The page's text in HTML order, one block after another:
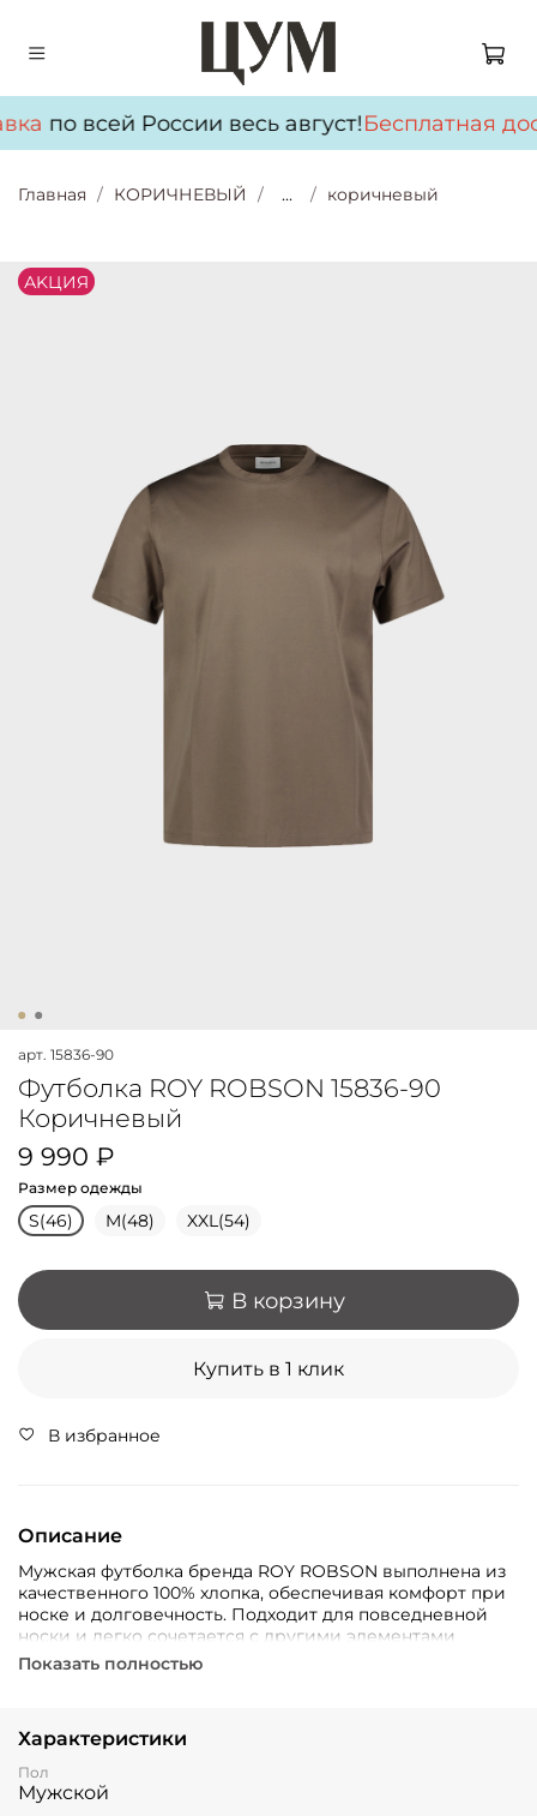
по всей России весь август!Бесплатная
Главная КОРИЧНЕВЫЙ ... коричневый
АKЦИЯ
арт. 15836-90
Футболка ROY ROBSON 15836-90
Коричневый
9 990 ₽
Размер одежды
S(46) M(48) XXL(54)
В корзину
Купить в 1 клик
В избранное
Описание
Мужская футболка бренда ROY ROBSON выполнена из
качественного 100% хлопка, обеспечивая комфорт при
носке и долговечность. Подходит для повседневной
носки и легко сочетается с другими элементами
одежды.
Показать полностью
Характеристики
Пол
Мужской